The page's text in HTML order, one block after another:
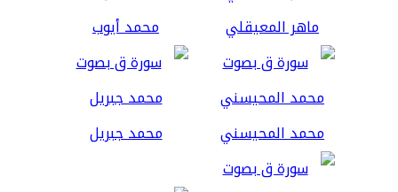
ماهر المعيقلي محمد أيوب
محمد المحيسني محمد جبريل